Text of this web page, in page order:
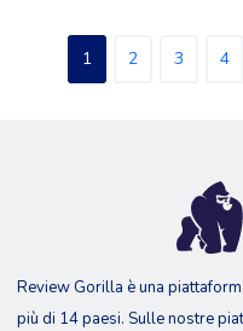
1 2 3 4
Review Gorilla è una
più di 14 paesi. Sulle nostre